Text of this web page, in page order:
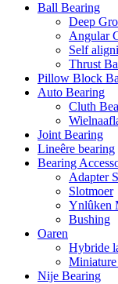
Ball Bearing
Deep
Angular
Self
Thrust
Pillow Block
Auto Bearing
Cluth
Joint Bearing
Lineêre bearing
Bearing
Adapter
Slotmoer
Ynlûken
Bushing
Oaren
Hybride
Nije Bearing